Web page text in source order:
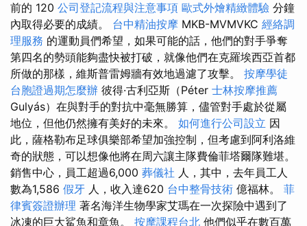
前的 120 公司登記流程與注意事項 歐式外燴精緻體驗 分鐘
內取得必要的成績。 台中精油按摩 MKB-MVMVKC 經絡調
理服務 的運動員們希望，如果可能的話，他們的對手爭奪
第四名的勢頭能夠盡快被打破，就像他們在克羅埃西亞首都
所做的那樣，維斯普雷姆牆有效地過濾了攻擊。 按摩學徒
台胞證過期怎麼辦 彼得·古利亞斯（Péter 士林按摩推薦
Gulyás）在與對手的對抗中毫無勝算，儘管對手處於從屬
地位，但他仍然擁有美好的未來。 如何進行公司設立 因
此，薩格勒布足球俱樂部希望加強控制，但考慮到阿利洛維
奇的狀態，可以想像他將在周六讓主隊費倫菲塔爾隊難堪。
銷售中心，員工超過6,000 葬儀社 人，其中，去年員工人
數為1,586 假牙 人，收入達620 台中整骨技術 億福林。 菲
律賓簽證辦理 著名海洋生物學家艾瑪在一次探險中遇到了
冰凍的巨大鯊魚和章魚。 按摩課程台北 他們似乎在數百萬